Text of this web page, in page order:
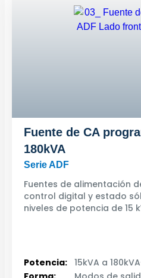
Fuente de CA
180kVA
Serie ADF
Fuentes de alimentación
control digital y estado
niveles de potencia de 15
Potencia: 15kVA a